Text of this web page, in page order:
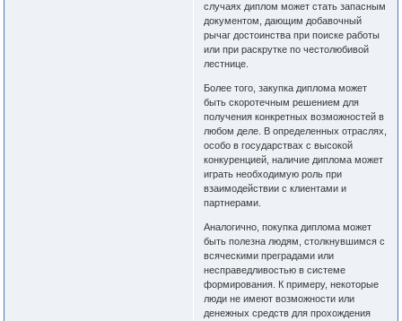
случаях диплом может стать запасным
документом, дающим добавочный
рычаг достоинства при поиске работы
или при раскрутке по честолюбивой
лестнице.
Более того, закупка диплома может
быть скоротечным решением для
получения конкретных возможностей в
любом деле. В определенных отраслях,
особо в государствах с высокой
конкуренцией, наличие диплома может
играть необходимую роль при
взаимодействии с клиентами и
партнерами.
Аналогично, покупка диплома может
быть полезна людям, столкнувшимся с
всяческими преградами или
несправедливостью в системе
формирования. К примеру, некоторые
люди не имеют возможности или
денежных средств для прохождения